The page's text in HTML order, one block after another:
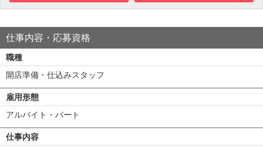
仕事内容・応募資格
職種
開店準備・仕込みスタッフ
雇用形態
アルバイト・パート
仕事内容